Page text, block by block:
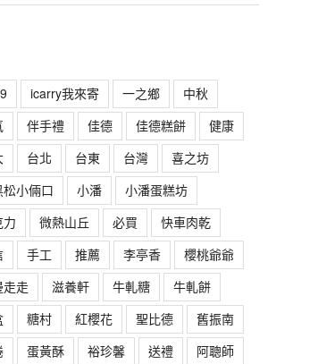
icarry我來寄 一之鄉
中秋
伴手禮 佳德 佳德糕餅
健康
台北 台東 台灣
喜之坊
小倆口
小潘
小潘蛋糕坊
微熱山丘 必買
快車肉乾
手工 推薦 李亭香
櫻桃爺爺
走走
滋養軒 牛軋糖
牛軋餅
糖村 紅櫻花 聖比德
舊振南
蛋黃酥 裕珍馨 送禮
阿聰師